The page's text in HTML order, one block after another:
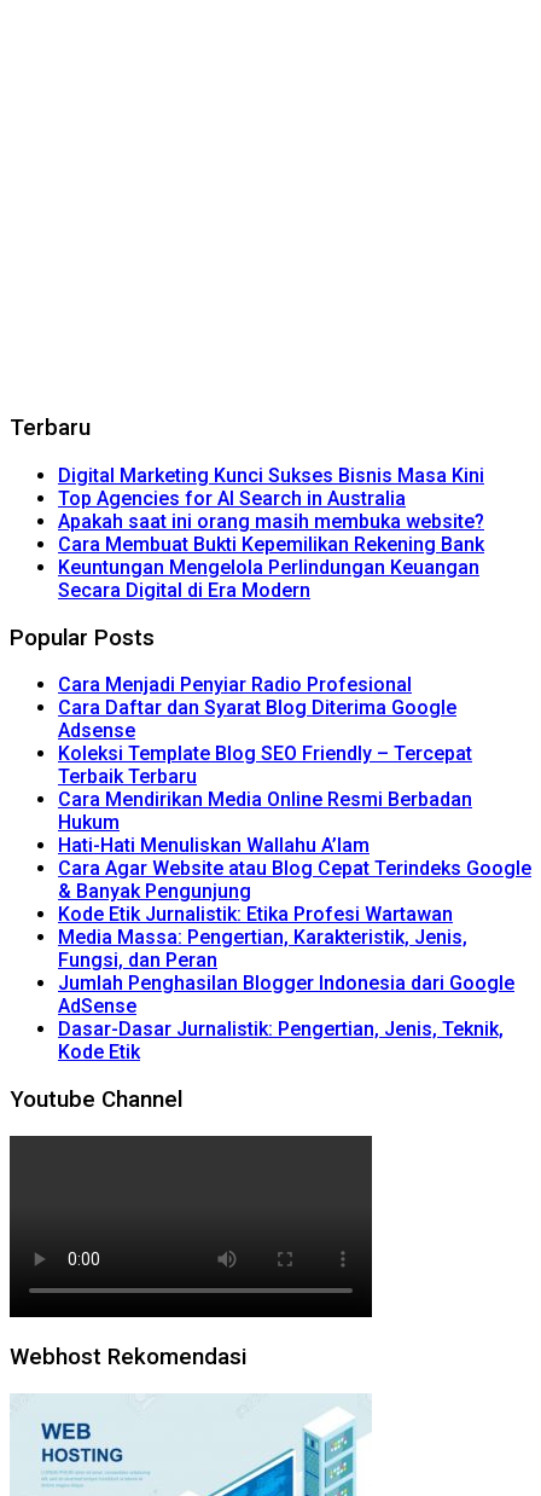
Terbaru
Digital Marketing Kunci Sukses Bisnis Masa Kini
Top Agencies for AI Search in Australia
Apakah saat ini orang masih membuka website?
Cara Membuat Bukti Kepemilikan Rekening Bank
Keuntungan Mengelola Perlindungan Keuangan
Secara Digital di Era Modern
Popular Posts
Cara Menjadi Penyiar Radio Profesional
Cara Daftar dan Syarat Blog Diterima Google
Adsense
Koleksi Template Blog SEO Friendly – Tercepat
Terbaik Terbaru
Cara Mendirikan Media Online Resmi Berbadan
Hukum
Hati-Hati Menuliskan Wallahu A’lam
Cara Agar Website atau Blog Cepat Terindeks Google
& Banyak Pengunjung
Kode Etik Jurnalistik: Etika Profesi Wartawan
Media Massa: Pengertian, Karakteristik, Jenis,
Fungsi, dan Peran
Jumlah Penghasilan Blogger Indonesia dari Google
AdSense
Dasar-Dasar Jurnalistik: Pengertian, Jenis, Teknik,
Kode Etik
Youtube Channel
Webhost Rekomendasi